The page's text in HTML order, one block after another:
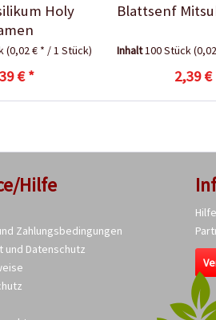
Holy
(0,02 € * / 1 Stück)
€ *
Blattsenf
Inhalt100 Stück
2,39 €
Hilfe
Zahlungsbedingungen
und Datenschutz